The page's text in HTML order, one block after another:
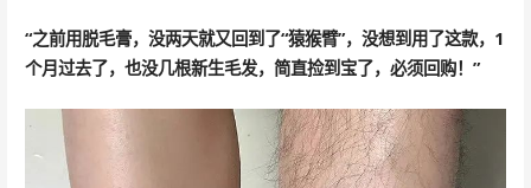
“之前用脱毛膏，没两天就又回到了“猿猴臂”，没想到用了这款，1
个月过去了，也没几根新生毛发，简直捡到宝了，必须回购！”